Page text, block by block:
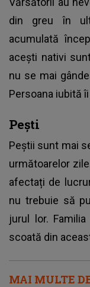
din greu în
acumulată
acești nativi
nu se mai
Persoana iubită
Pești
Peștii sunt mai
următoarelor
afectați de
nu trebuie să
jurul lor.
scoată din
MAI MULTE